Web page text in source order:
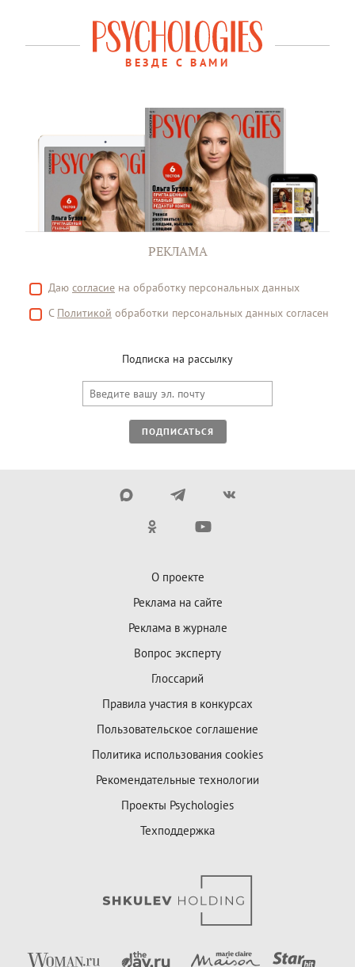
ВЕЗДЕ С ВАМИ
РЕКЛАМА
Даю согласие на обработку персональных данных
С Политикой обработки персональных данных согласен
Подписка на рассылку
ПОДПИСАТЬСЯ
О проекте
Реклама на сайте
Реклама в журнале
Вопрос эксперту
Глоссарий
Правила участия в конкурсах
Пользовательское соглашение
Политика использования cookies
Рекомендательные технологии
Проекты Psychologies
Техподдержка